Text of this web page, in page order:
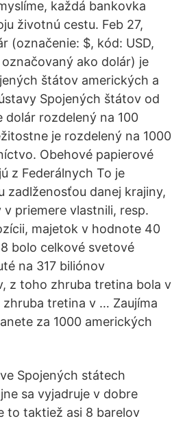
každá bankovka
životnú cestu. Feb 27,
(označenie: $, kód: USD,
ako dolár) je
štátov amerických a
Spojených štátov od
dolár rozdelený na 100
je rozdelený na 1000
Obehové papierové
z Federálnych To je
zadlženosťou danej krajiny,
priemere vlastnili, resp.
majetok v hodnote 40
bolo celkové svetové
na 317 biliónov
z toho zhruba tretina bola v
zhruba tretina v … Zaujíma
za 1000 amerických
Spojených státech
sa vyjadruje v dobre
to taktiež asi 8 barelov